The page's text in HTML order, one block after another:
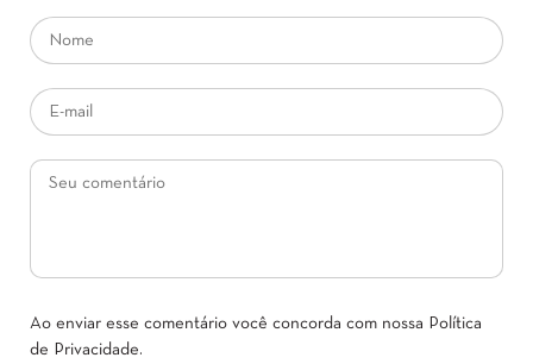
Ao enviar esse comentário você concorda com nossa Política
de Privacidade.